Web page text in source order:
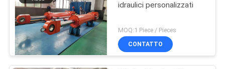
Thermal Spray
Coatings
idraulici personalizzati
MOQ:1 Piece / Pieces
CONTATTO